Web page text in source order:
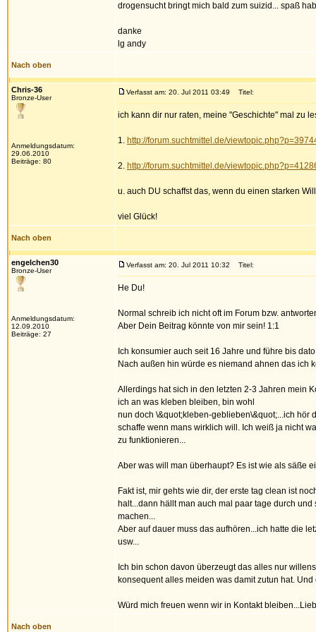
drogensucht bringt mich bald zum suizid... spaß
danke
lg andy
Nach oben
Chris-36
Bronze-User
Anmeldungsdatum:
29.06.2010
Beiträge: 80
Verfasst am: 20. Jul 2011 03:49 Titel:
ich kann dir nur raten, meine "Geschichte" mal zu
1. http://forum.suchtmittel.de/
2. http://forum.suchtmittel.de/
u. auch DU schaffst das, wenn du einen starken
viel Glück!
Nach oben
engelchen30
Bronze-User
Anmeldungsdatum:
12.09.2010
Beiträge: 27
Verfasst am: 20. Jul 2011 10:32 Titel:
He Du!
Normal schreib ich nicht oft im Forum bzw.
Aber Dein Beitrag könnte von mir sein! 1:1
Ich konsumier auch seit 16 Jahre und führe bis
Nach außen hin würde es niemand ahnen das ich
Allerdings hat sich in den letzten 2-3 Jahren mein
ich an was kleben bleiben, bin wohl
nun doch \&quot;kleben-geblieben\&quot;...ich hör
schaffe wenn mans wirklich will. Ich weiß ja nicht
zu funktionieren...
Aber was will man überhaupt? Es ist wie als säße
Fakt ist, mir gehts wie dir, der erste tag clean ist
halt...dann hällt man auch mal paar tage durch
machen...
Aber auf dauer muss das aufhören...ich hatte die
usw...
Ich bin schon davon überzeugt das alles nur
konsequent alles meiden was damit zutun hat. Und
Würd mich freuen wenn wir in Kontakt
Nach oben